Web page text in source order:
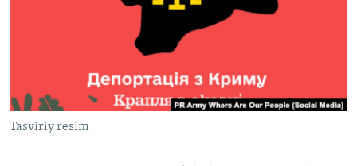
QOŞULIÑIZ!
Tasviriy resim